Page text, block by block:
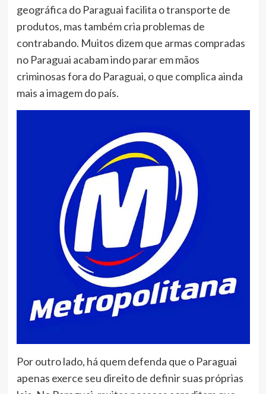
geográfica do Paraguai facilita o transporte de
produtos, mas também cria problemas de
contrabando. Muitos dizem que armas compradas
no Paraguai acabam indo parar em mãos
criminosas fora do Paraguai, o que complica ainda
mais a imagem do país.
Por outro lado, há quem defenda que o Paraguai
apenas exerce seu direito de definir suas próprias